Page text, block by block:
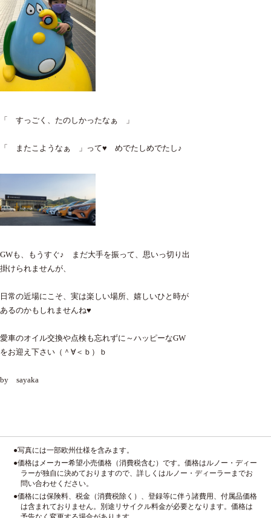
「 すっごく、たのしかったなぁ 」
「 またこようなぁ 」って♥ めでたしめでたし♪
GWも、もうすぐ♪ まだ大手を振って、思いっ切り出
掛けられませんが、
日常の近場にこそ、実は楽しい場所、嬉しいひと時が
あるのかもしれませんね♥
愛車のオイル交換や点検も忘れずに～ハッピーなGW
をお迎え下さい（＾∀＜ｂ）ｂ
by sayaka
●写真には一部欧州仕様を含みます。
●価格はメーカー希望小売価格（消費税含む）です。価格はルノー・ディー
ラーが独自に決めておりますので、詳しくはルノー・ディーラーまでお
問い合わせください。
●価格には保険料、税金（消費税除く）、登録等に伴う諸費用、付属品価格
は含まれておりません。別途リサイクル料金が必要となります。価格は